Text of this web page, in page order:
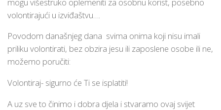
volontirajući u izviđaštvu….
Povodom današnjeg dana svima onima koji nisu imali
priliku volontirati, bez obzira jesu ili zaposlene osobe ili ne,
možemo poručiti:
Volontiraj- sigurno će Ti se isplatiti!
A uz sve to činimo i dobra djela i stvaramo ovaj svijet